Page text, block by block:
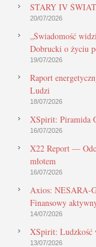
STARY IV
20/07/2026
„Świadomość
Dobrucki o życiu
19/07/2026
Raport
Ludzi
18/07/2026
XSpirit: Piramida
16/07/2026
X22 Report —
młotem
16/07/2026
Axios: NESARA-
Finansowy
14/07/2026
XSpirit: Ludzkość
13/07/2026